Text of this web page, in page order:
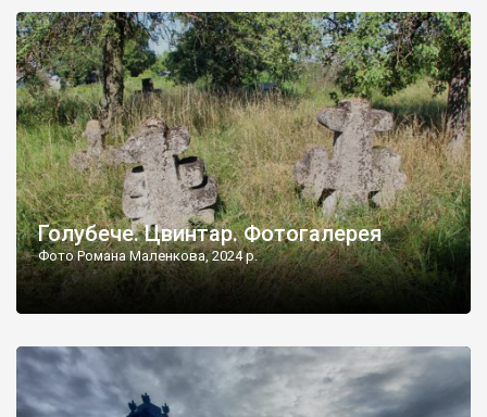
бруньками, кози ті бруньки обгризають, бо то улюблений
делікатес. На цвинтарі у Голубечому ціла колекція
різноманітних форм хрестів. Село відносно невелике, […]
Голубече. Цвинтар. Фотогалерея
Фото Романа Маленкова, 2024 р.